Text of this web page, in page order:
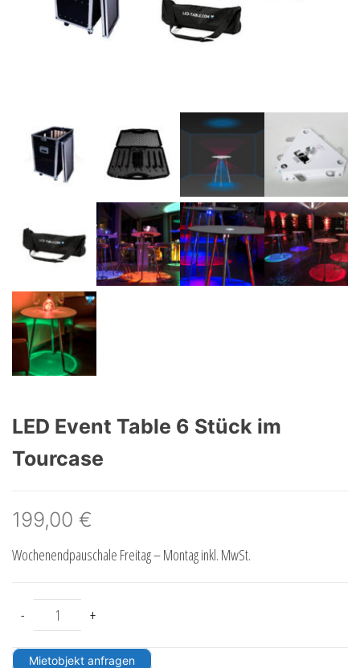
LED Event Table 6 Stück im
Tourcase
199,00 €
Wochenendpauschale Freitag – Montag inkl. MwSt.
- LED Event Table 6 Stück im Tourcase Menge
+
Mietobjekt anfragen